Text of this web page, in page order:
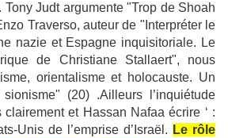
Tony Judt argumente "Trop de Shoah
Traverso, auteur de "Interpréter le
nazie et Espagne inquisitoriale. Le
de Christiane Stallaert", nous
orientalisme et holocauste. Un
(20) .Ailleurs l’inquiétude
clairement et Hassan Nafaa écrire ‘ :
Unis de l’emprise d’Israël. Le rôle